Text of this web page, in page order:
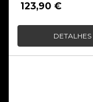
123,90 €
DETALHES